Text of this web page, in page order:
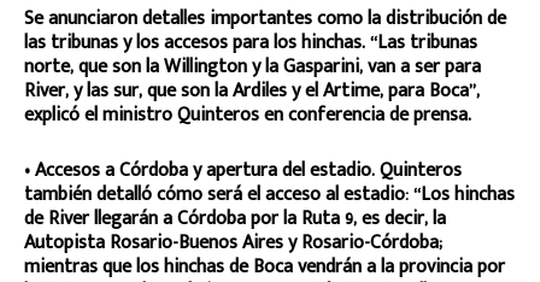
Se anunciaron detalles importantes como la distribución de
las tribunas y los accesos para los hinchas. “Las tribunas
norte, que son la Willington y la Gasparini, van a ser para
River, y las sur, que son la Ardiles y el Artime, para Boca”,
explicó el ministro Quinteros en conferencia de prensa.
• Accesos a Córdoba y apertura del estadio. Quinteros
también detalló cómo será el acceso al estadio: “Los hinchas
de River llegarán a Córdoba por la Ruta 9, es decir, la
Autopista Rosario-Buenos Aires y Rosario-Córdoba;
mientras que los hinchas de Boca vendrán a la provincia por